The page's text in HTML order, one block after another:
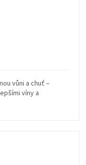
vůni a chuť –
víny a